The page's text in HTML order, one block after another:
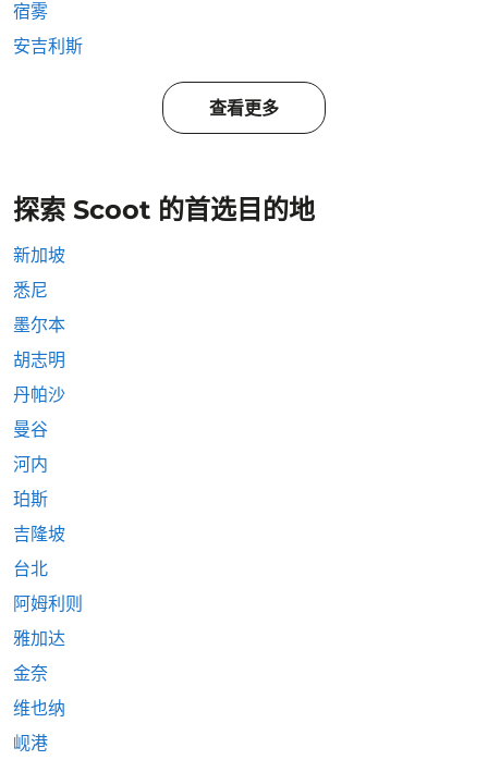
宿雾
安吉利斯
查看更多
探索 Scoot 的首选目的地
新加坡
悉尼
墨尔本
胡志明
丹帕沙
曼谷
河内
珀斯
吉隆坡
台北
阿姆利则
雅加达
金奈
维也纳
岘港